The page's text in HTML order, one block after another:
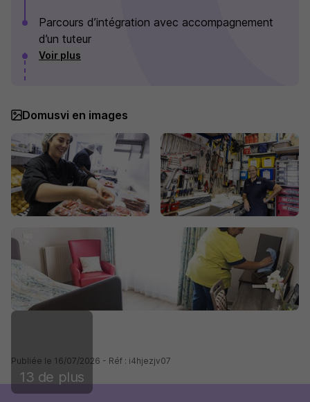
Parcours d’intégration avec accompagnement
d’un tuteur
Voir plus
Domusvi en images
13 de plus
Publiée le 16/07/2026 - Réf : i4hjezjv07